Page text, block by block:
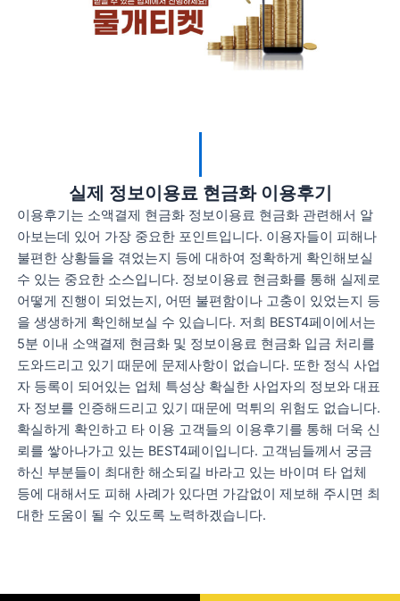
실제 정보이용료 현금화 이용후기
이용후기는 소액결제 현금화 정보이용료 현금화 관련해서 알
아보는데 있어 가장 중요한 포인트입니다. 이용자들이 피해나
불편한 상황들을 겪었는지 등에 대하여 정확하게 확인해보실
수 있는 중요한 소스입니다. 정보이용료 현금화를 통해 실제로
어떻게 진행이 되었는지, 어떤 불편함이나 고충이 있었는지 등
을 생생하게 확인해보실 수 있습니다. 저희 BEST4페이에서는
5분 이내 소액결제 현금화 및 정보이용료 현금화 입금 처리를
도와드리고 있기 때문에 문제사항이 없습니다. 또한 정식 사업
자 등록이 되어있는 업체 특성상 확실한 사업자의 정보와 대표
자 정보를 인증해드리고 있기 때문에 먹튀의 위험도 없습니다.
확실하게 확인하고 타 이용 고객들의 이용후기를 통해 더욱 신
뢰를 쌓아나가고 있는 BEST4페이입니다. 고객님들께서 궁금
하신 부분들이 최대한 해소되길 바라고 있는 바이며 타 업체
등에 대해서도 피해 사례가 있다면 가감없이 제보해 주시면 최
대한 도움이 될 수 있도록 노력하겠습니다.